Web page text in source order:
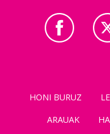
HONI BURUZ
ARAUAK